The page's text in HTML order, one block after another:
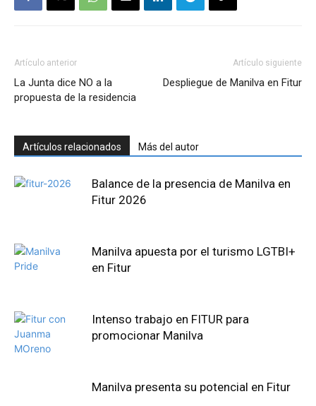
Artículo anterior
La Junta dice NO a la
propuesta de la residencia
Artículo siguiente
Despliegue de Manilva en Fitur
Artículos relacionados Más del autor
Balance de la presencia de Manilva en
Fitur 2026
Manilva apuesta por el turismo LGTBI+
en Fitur
Intenso trabajo en FITUR para
promocionar Manilva
Manilva presenta su potencial en Fitur